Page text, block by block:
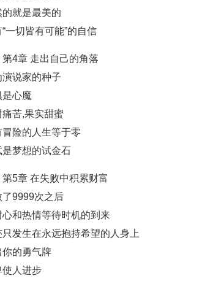
的就是最美的
一切皆有可能”的自信
第4章 走出自己的角落
演说家的种子
是心魔
痛苦,果实甜蜜
冒险的人生等于零
是梦想的试金石
第5章 在失败中积累财富
了9999次之后
心和热情等待时机的到来
只发生在永远抱持希望的人身上
你的勇气牌
使人进步